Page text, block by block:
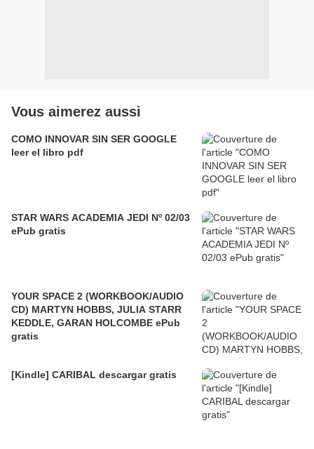
Vous aimerez aussi
COMO INNOVAR SIN SER GOOGLE
leer el libro pdf
STAR WARS ACADEMIA JEDI Nº 02/03
ePub gratis
YOUR SPACE 2 (WORKBOOK/AUDIO
CD) MARTYN HOBBS, JULIA STARR
KEDDLE, GARAN HOLCOMBE ePub
gratis
[Kindle] CARIBAL descargar gratis